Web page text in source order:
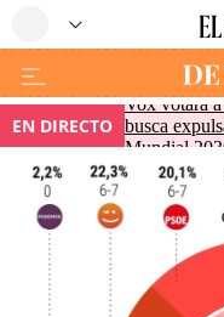
EN DIRECTO
Vox votará
busca
Mundial